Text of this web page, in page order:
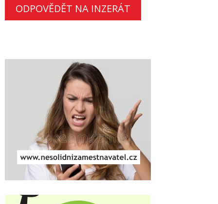
ODPOVĚDĚT NA INZERÁT